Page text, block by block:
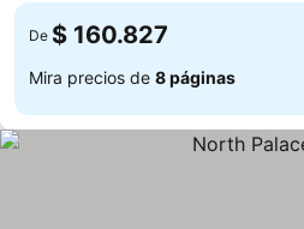
De $ 160.827
Mira precios de 8 páginas